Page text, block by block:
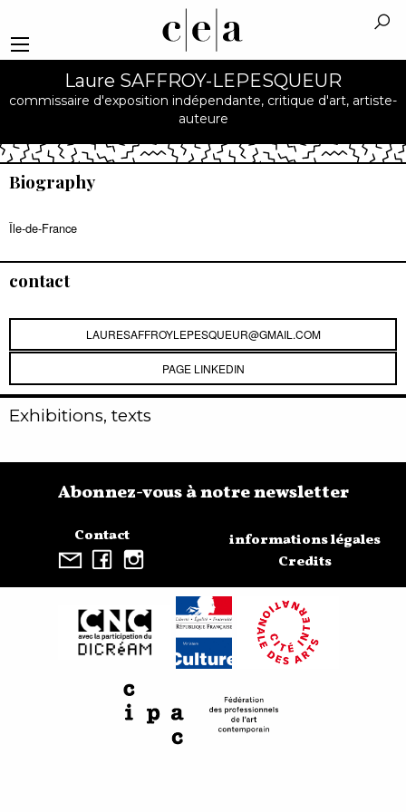
Laure SAFFROY-LEPESQUEUR
commissaire d'exposition indépendante, critique d'art, artiste-
auteure
Biography
Île-de-France
contact
LAURESAFFROYLEPESQUEUR@GMAIL.COM
PAGE LINKEDIN
Exhibitions, texts
Contact
Abonnez-vous à notre newsletter
informations légales
Credits